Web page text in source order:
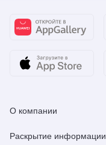
О компании
Раскрытие информации